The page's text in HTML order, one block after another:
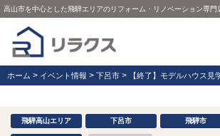
高山市を中心とした飛騨エリアのリフォーム・リノベーション専門
ホーム > イベント情報 > 下呂市 > 【終了】モデルハウス見学会 in 高
飛騨高山エリア 下呂市 飛騨市